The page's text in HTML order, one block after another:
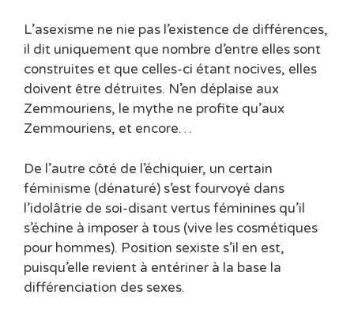
L’asexisme ne nie pas l’existence de différences,
il dit uniquement que nombre d’entre elles sont
construites et que celles-ci étant nocives, elles
doivent être détruites. N’en déplaise aux
Zemmouriens, le mythe ne profite qu’aux
Zemmouriens, et encore…
De l’autre côté de l’échiquier, un certain
féminisme (dénaturé) s’est fourvoyé dans
l’idolâtrie de soi-disant vertus féminines qu’il
s’échine à imposer à tous (vive les cosmétiques
pour hommes). Position sexiste s’il en est,
puisqu’elle revient à entériner à la base la
différenciation des sexes.